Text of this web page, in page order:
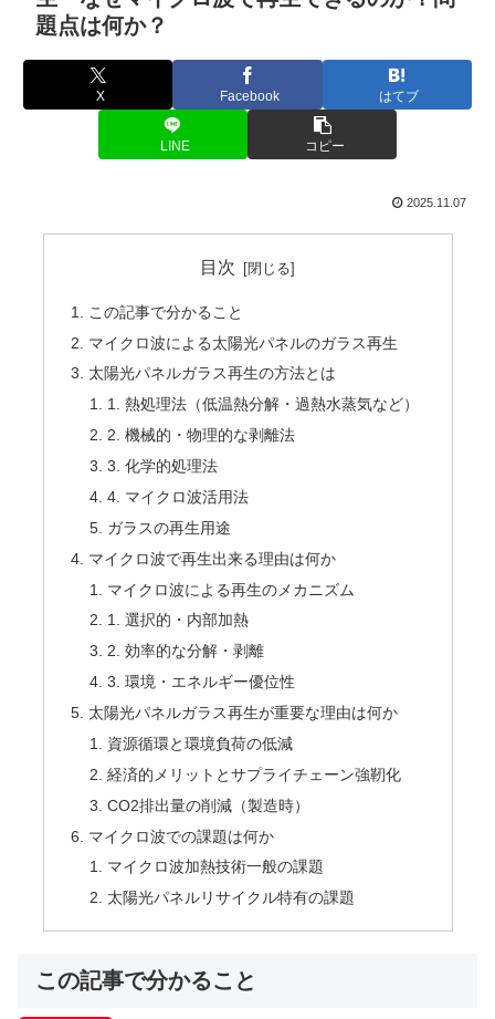
題点は何か？
X Facebook はてブ
LINE コピー
2025.11.07
目次
この記事で分かること
マイクロ波による太陽光パネルのガラス再生
太陽光パネルガラス再生の方法とは
1. 熱処理法（低温熱分解・過熱水蒸気など）
2. 機械的・物理的な剥離法
3. 化学的処理法
4. マイクロ波活用法
ガラスの再生用途
マイクロ波で再生出来る理由は何か
マイクロ波による再生のメカニズム
1. 選択的・内部加熱
2. 効率的な分解・剥離
3. 環境・エネルギー優位性
太陽光パネルガラス再生が重要な理由は何か
資源循環と環境負荷の低減
経済的メリットとサプライチェーン強靭化
CO2排出量の削減（製造時）
マイクロ波での課題は何か
マイクロ波加熱技術一般の課題
太陽光パネルリサイクル特有の課題
この記事で分かること